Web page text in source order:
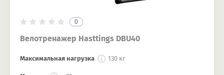
0
Велотренажер Hasttings DBU40
Максимальная нагрузка 130 кг